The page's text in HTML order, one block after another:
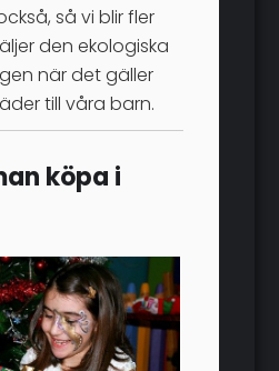
så vi blir fler
den ekologiska
när det gäller
till våra barn.
köpa i